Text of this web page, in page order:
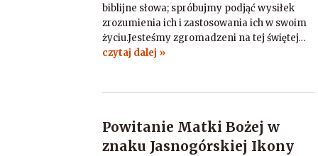
biblijne słowa; spróbujmy podjąć wysiłek
zrozumienia ich i zastosowania ich w swoim
życiu.Jesteśmy zgromadzeni na tej świętej…
czytaj dalej »
Powitanie Matki Bożej w
znaku Jasnogórskiej Ikony